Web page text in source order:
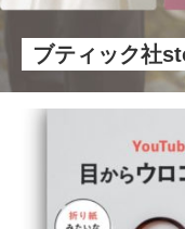
ブティック社